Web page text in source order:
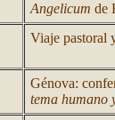
Angelicum de
Viaje pastoral
Génova:
tema humano